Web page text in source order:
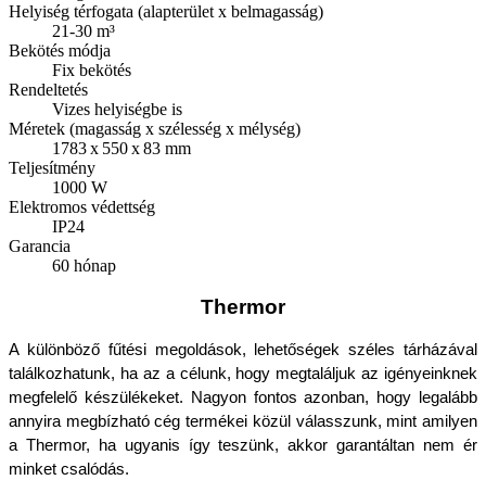
Helyiség térfogata (alapterület x belmagasság)
21-30 m³
Bekötés módja
Fix bekötés
Rendeltetés
Vizes helyiségbe is
Méretek (magasság x szélesség x mélység)
1783 x 550 x 83 mm
Teljesítmény
1000 W
Elektromos védettség
IP24
Garancia
60 hónap
Thermor
A különböző fűtési megoldások, lehetőségek széles tárházával
találkozhatunk, ha az a célunk, hogy megtaláljuk az igényeinknek
megfelelő készülékeket. Nagyon fontos azonban, hogy legalább
annyira megbízható cég termékei közül válasszunk, mint amilyen
a Thermor, ha ugyanis így teszünk, akkor garantáltan nem ér
minket csalódás.